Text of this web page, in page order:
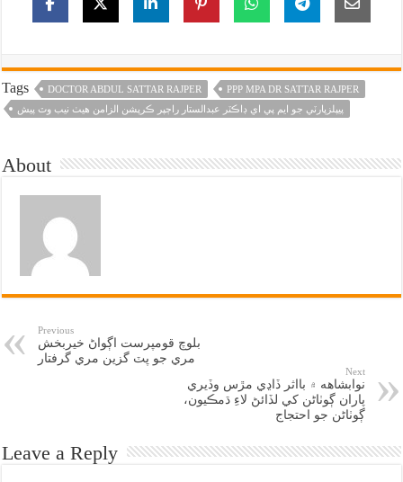
Tags DOCTOR ABDUL SATTAR RAJPER
PPP MPA DR SATTAR RAJPER
پيپلزپارٽي جو ايم پي اي ڊاڪٽر عبدالستار راڄپر ڪرپشن الزامن هيٺ نيب وٽ پيش
About
Previous
بلوچ قومپرست اڳواڻ خيربخش
مري جو پٽ گزين مري گرفتار
Next
نوابشاهه ۾ بااثر ڏاڍي مڙس وڏيري
پاران ڳوٺاڻن کي لڏائڻ لاءِ ڌمڪيون،
ڳوٺاڻن جو احتجاج
Leave a Reply